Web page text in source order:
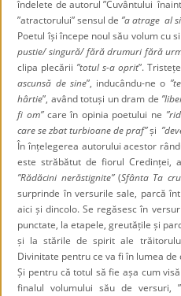
îndelete de autorul ”Cuvântului
”atractorului” sensul de ”a atrage al
Poetul își începe noul său volum cu
pustie/ singură/ fără drumuri fără
clipa plecării ”totul s-a oprit”.
ascunsă de sine”, inducându-ne o
hârtie”, având totuși un dram de
fi om”care în opinia poetului ne
care se zbat turbioane de praf”și
În înțelegerea autorului acestor
este străbătut de fiorul Credinței,
”Rădăcini nerăstignite”(Sfânta Ta
surprinde în versurile sale, parcă
aici și dincolo. Se regăsesc în
punctate, la etapele, greutățile și
și la stările de spirit ale
Divinitate pentru ce va fi în lumea de
Și pentru că totul să fie așa cum
finalul volumului său de versuri,